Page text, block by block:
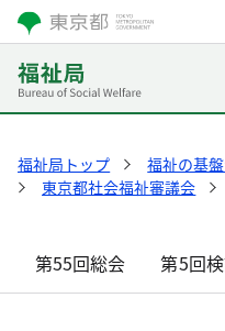
福祉局トップ 福祉の基
東京都社会福祉審議会
第55回総会 第5回